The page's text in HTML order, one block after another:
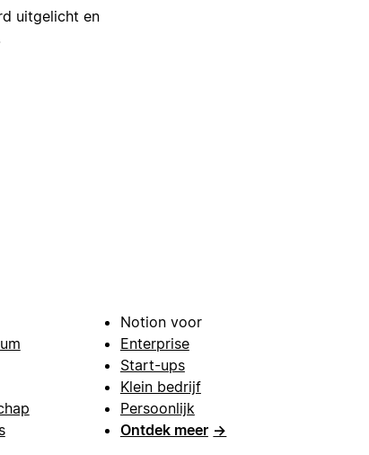
uitgelicht en
Notion voor
Enterprise
Start-ups
Klein bedrijf
Persoonlijk
Ontdek meer →